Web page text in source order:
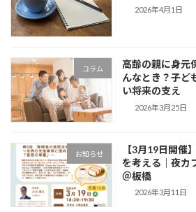
2026年4月1日
コラム
高齢の親に身元
んなとき？子ど
い将来の支え
2026年3月25日
お知らせ
【3月19日開催
を考える｜夜カ
＠板橋
2026年3月11日